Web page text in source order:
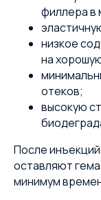
филлера в
низкое
на
отеков;
высокую
После
оставляют
минимум